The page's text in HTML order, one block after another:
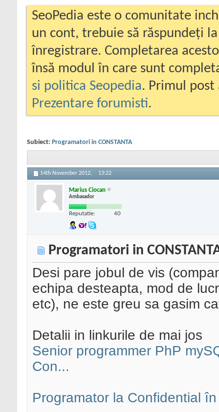
SeoPedia este o comunitate
un cont, trebuie să răspundeți
înregistrare. Completarea
însă modul în care sunt
si politica Seopedia. Primul
Prezentare forumisti.
Subiect: Programatori in CONSTANTA
14th November 2012, 13:22
Marius Ciocan
Ambasador
Reputatie: 40
Programatori in
Desi pare jobul de vis
echipa desteapta, mod de
etc), ne este greu sa gasim
Detalii in linkurile de mai jos
Senior programmer PhP
Con...
Programator la Confidential